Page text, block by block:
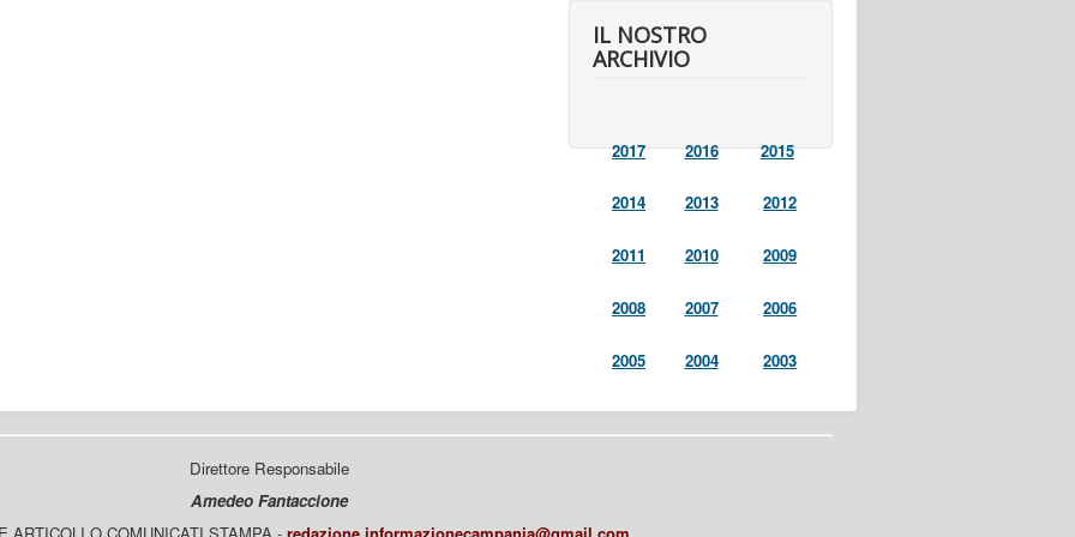
IL NOSTRO
ARCHIVIO
2017 2016 2015
2014 2013 2012
2011 2010 2009
2008 2007 2006
2005 2004 2003
Direttore Responsabile
Amedeo Fantaccione